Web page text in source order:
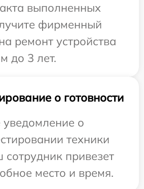
выполненных
фирменный
ремонт устройства
до 3 лет.
о готовности
о
техники
привезет
место и время.